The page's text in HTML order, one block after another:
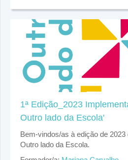
1ª Edição_2023
Outro lado da Escola'
Bem-vindos/as à edição de
Outro lado da Escola.